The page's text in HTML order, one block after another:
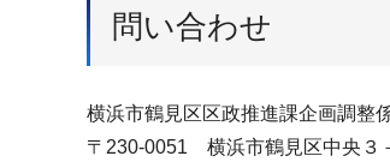
問い合わせ
横浜市鶴見区区政推進課企画調整
〒230-0051 横浜市鶴見区中央３